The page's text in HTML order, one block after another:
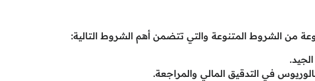
الشروط المتنوعة والتي تتضمن أهم الشروط التالية:
في التدقيق المالي والمراجعة.